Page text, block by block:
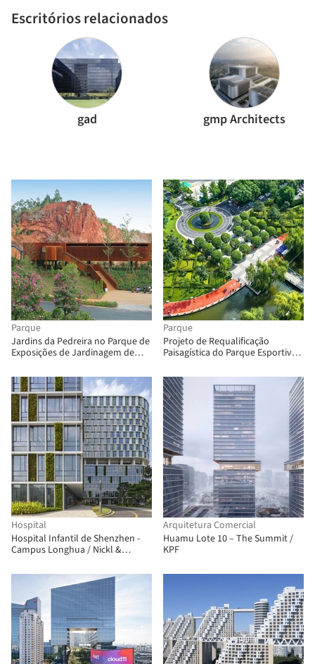
Escritórios relacionados
gad gmp Architects
Parque
Jardins da Pedreira no Parque de
Exposições de Jardinagem de
de Arquitetura Paisagística da
Universidade Florestal de
Pequim
Parque
Projeto de Requalificação
Paisagística do Parque Esportivo
Northwest Architecture Design
And Research Institute
Hospital
Hospital Infantil de Shenzhen -
Campus Longhua / Nickl &
Design
Arquitetura Comercial
Huamu Lote 10 – The Summit /
KPF